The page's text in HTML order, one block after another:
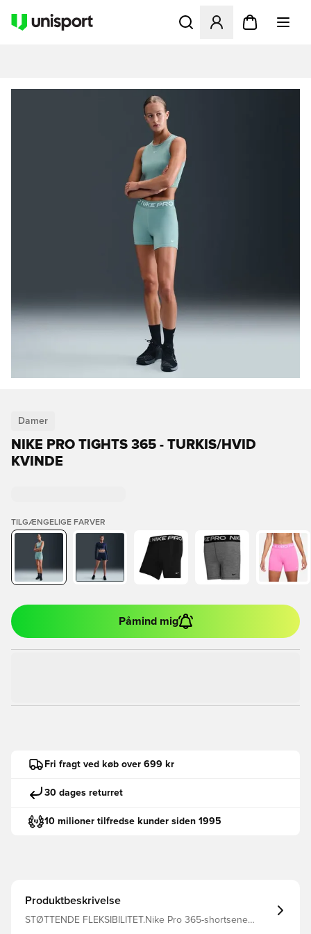
Åbner en Modal til at
Damer
NIKE PRO TIGHTS 365 - TURKIS/HVID
KVINDE
TILGÆNGELIGE FARVER
Påmind mig
Fri fragt ved køb over 699 kr
30 dages returret
10 milioner tilfredse kunder siden 1995
Produktbeskrivelse
STØTTENDE FLEKSIBILITET.Nike Pro 365-shortsene